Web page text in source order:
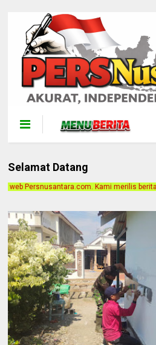
Selamat Datang
berita dengan motto Akurat,